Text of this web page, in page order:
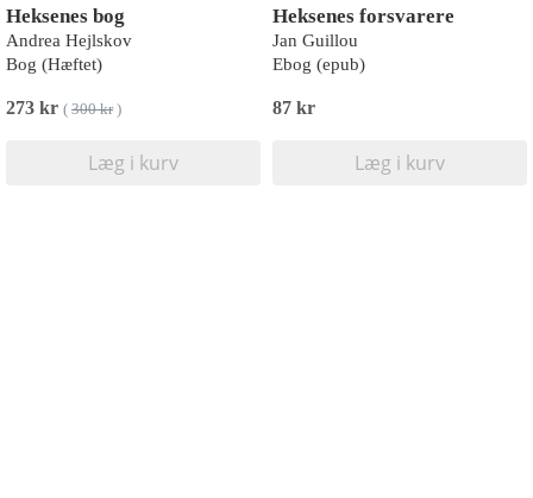
Heksenes bog
Andrea Hejlskov
Bog (Hæftet)
273 kr ( 300 kr)
Læg i kurv
Heksenes forsvarere
Jan Guillou
Ebog (epub)
87 kr
Læg i kurv